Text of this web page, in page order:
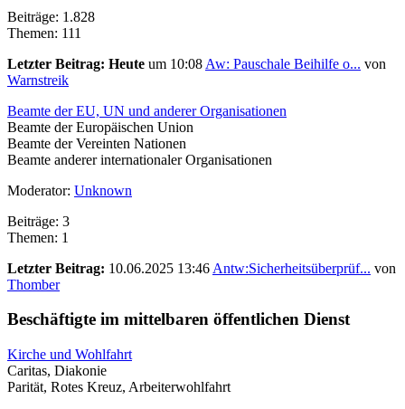
Beiträge: 1.828
Themen: 111
Letzter Beitrag: Heute um 10:08 Aw: Pauschale Beihilfe o... von
Warnstreik
Beamte der EU, UN und anderer Organisationen
Beamte der Europäischen Union
Beamte der Vereinten Nationen
Beamte anderer internationaler Organisationen
Moderator: Unknown
Beiträge: 3
Themen: 1
Letzter Beitrag: 10.06.2025 13:46 Antw:Sicherheitsüberprüf... von
Thomber
Beschäftigte im mittelbaren öffentlichen Dienst
Kirche und Wohlfahrt
Caritas, Diakonie
Parität, Rotes Kreuz, Arbeiterwohlfahrt